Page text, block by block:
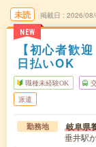
未読
NEW
掲載日 2026/
【初心者歓
日払いOK
職種未経験OK
派遣
勤務地 岐阜県
垂井駅